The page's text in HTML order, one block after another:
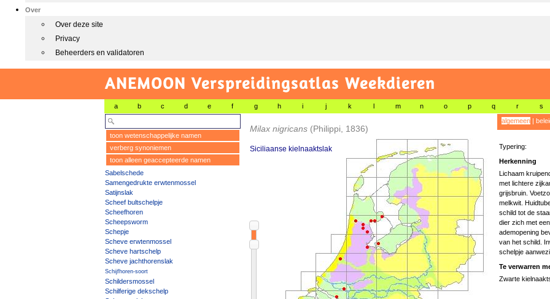
Over
Over deze site
Privacy
Beheerders en validatoren
ANEMOON Verspreidingsatlas Weekdieren
a b c d e f g h i j k l m n o p q r s
toon wetenschappelijke namen
verberg synoniemen
toon alleen geaccepteerde namen
Sabelschede
Samengedrukte erwtenmossel
Satijnslak
Scheef bultschelpje
Scheefhoren
Scheepsworm
Schepje
Scheve erwtenmossel
Scheve hartschelp
Scheve jachthorenslak
Schijfhoren-soort
Schildersmossel
Schilferige dekschelp
Milax nigricans (Philippi, 1836)
Siciliaanse kielnaaktslak
algemeen|
Typering:
Herkenning
Lichaam
met lichtere
grijsbruin.
melkwit.
schild tot de
dier zich met
ademopening
van het schild.
schelpje
Te verwarren
Zwarte